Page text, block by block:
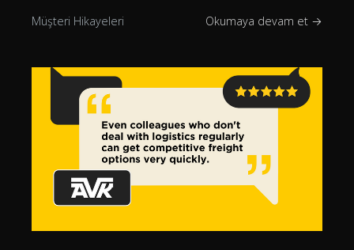
Müşteri Hikayeleri Okumaya devam et →